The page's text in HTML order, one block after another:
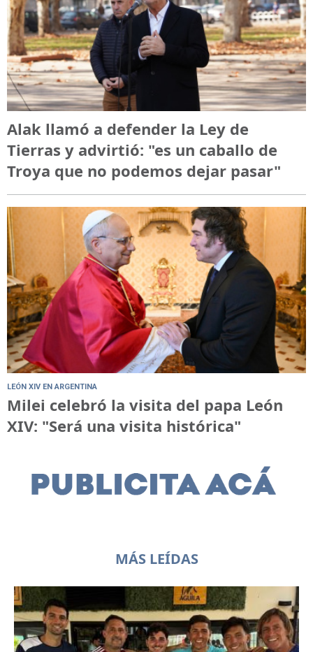
Alak llamó a defender la Ley de
Tierras y advirtió: "es un caballo de
Troya que no podemos dejar pasar"
LEÓN XIV EN ARGENTINA
Milei celebró la visita del papa León
XIV: "Será una visita histórica"
MÁS LEÍDAS